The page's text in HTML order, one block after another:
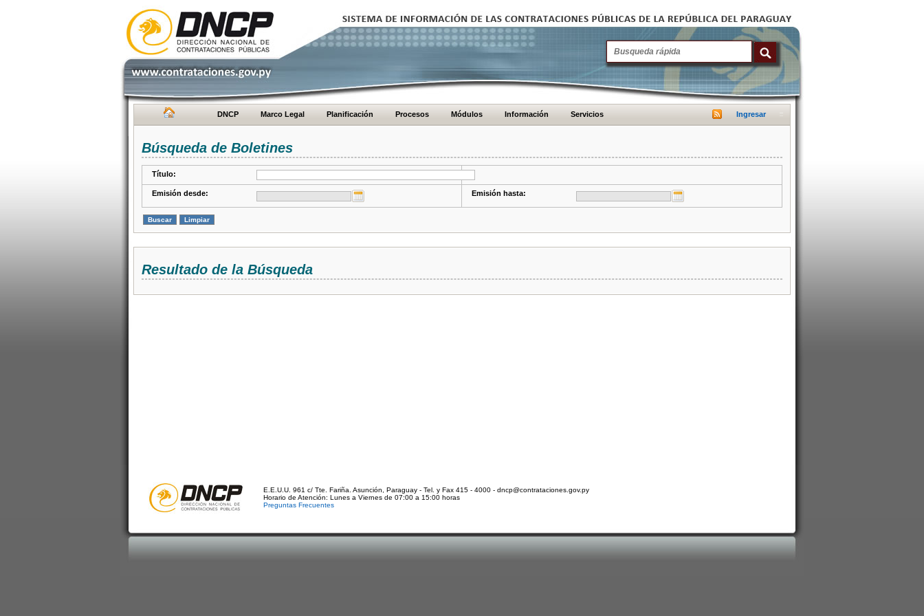
DNCP Marco Legal Planificación Procesos Módulos Información Servicios Ingresar
Búsqueda de Boletines
Título:
Emisión desde: Emisión hasta:
Resultado de la Búsqueda
E.E.U.U. 961 c/ Tte. Fariña. Asunción, Paraguay - Tel. y Fax 415 - 4000 - dncp@contrataciones.gov.py
Horario de Atención: Lunes a Viernes de 07:00 a 15:00 horas
Preguntas Frecuentes